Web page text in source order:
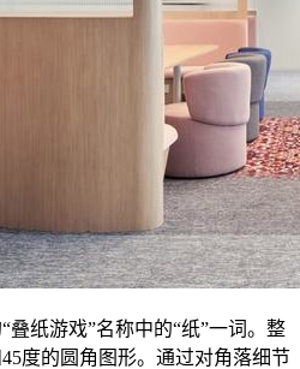
叠纸游戏”名称中的“纸”一词。整
度的圆角图形。通过对角落细节